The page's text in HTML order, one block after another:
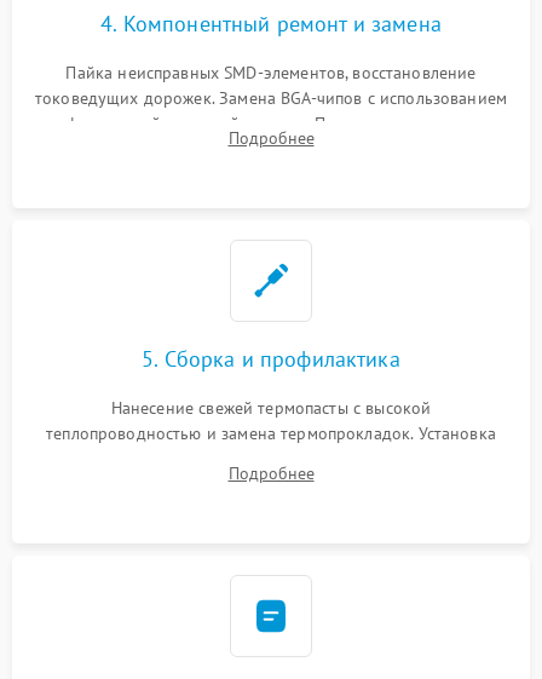
4. Компонентный ремонт и замена
Пайка неисправных SMD-элементов, восстановление
токоведущих дорожек. Замена BGA-чипов с использованием
инфракрасной паяльной станции. Прошивка микросхемы
BIOS или замена поврежденных портов USB
Подробнее
5. Сборка и профилактика
Нанесение свежей термопасты с высокой
теплопроводностью и замена термопрокладок. Установка
шлейфов, модулей памяти и накопителей. Предварительная
Подробнее